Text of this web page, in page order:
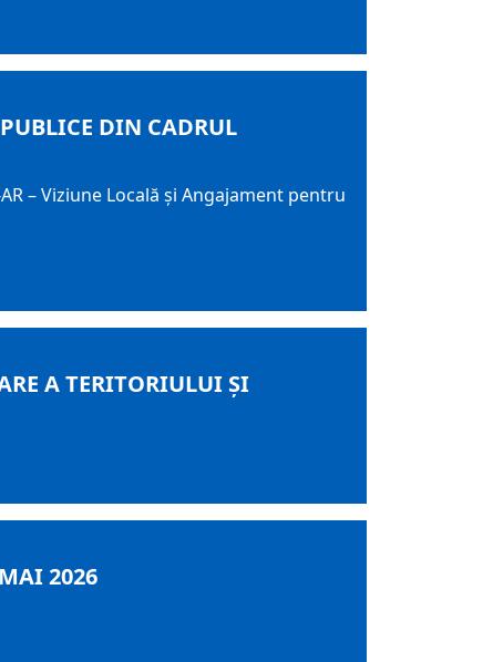
DIN CADRUL
– Viziune Locală și Angajament pentru
A TERITORIULUI ȘI
2026